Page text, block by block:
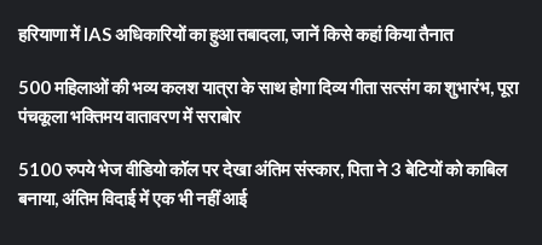
हरियाणा में IAS अधिकारियों का हुआ तबादला, जानें किसे कहां किया तैनात
500 महिलाओं की भव्य कलश यात्रा के साथ होगा दिव्य गीता सत्संग का शुभारंभ, पूरा
पंचकूला भक्तिमय वातावरण में सराबोर
5100 रुपये भेज वीडियो कॉल पर देखा अंतिम संस्कार, पिता ने 3 बेटियों को काबिल
बनाया, अंतिम विदाई में एक भी नहीं आई